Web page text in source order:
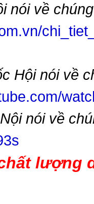
nói về chúng
Hội nói về
nói về
lượng